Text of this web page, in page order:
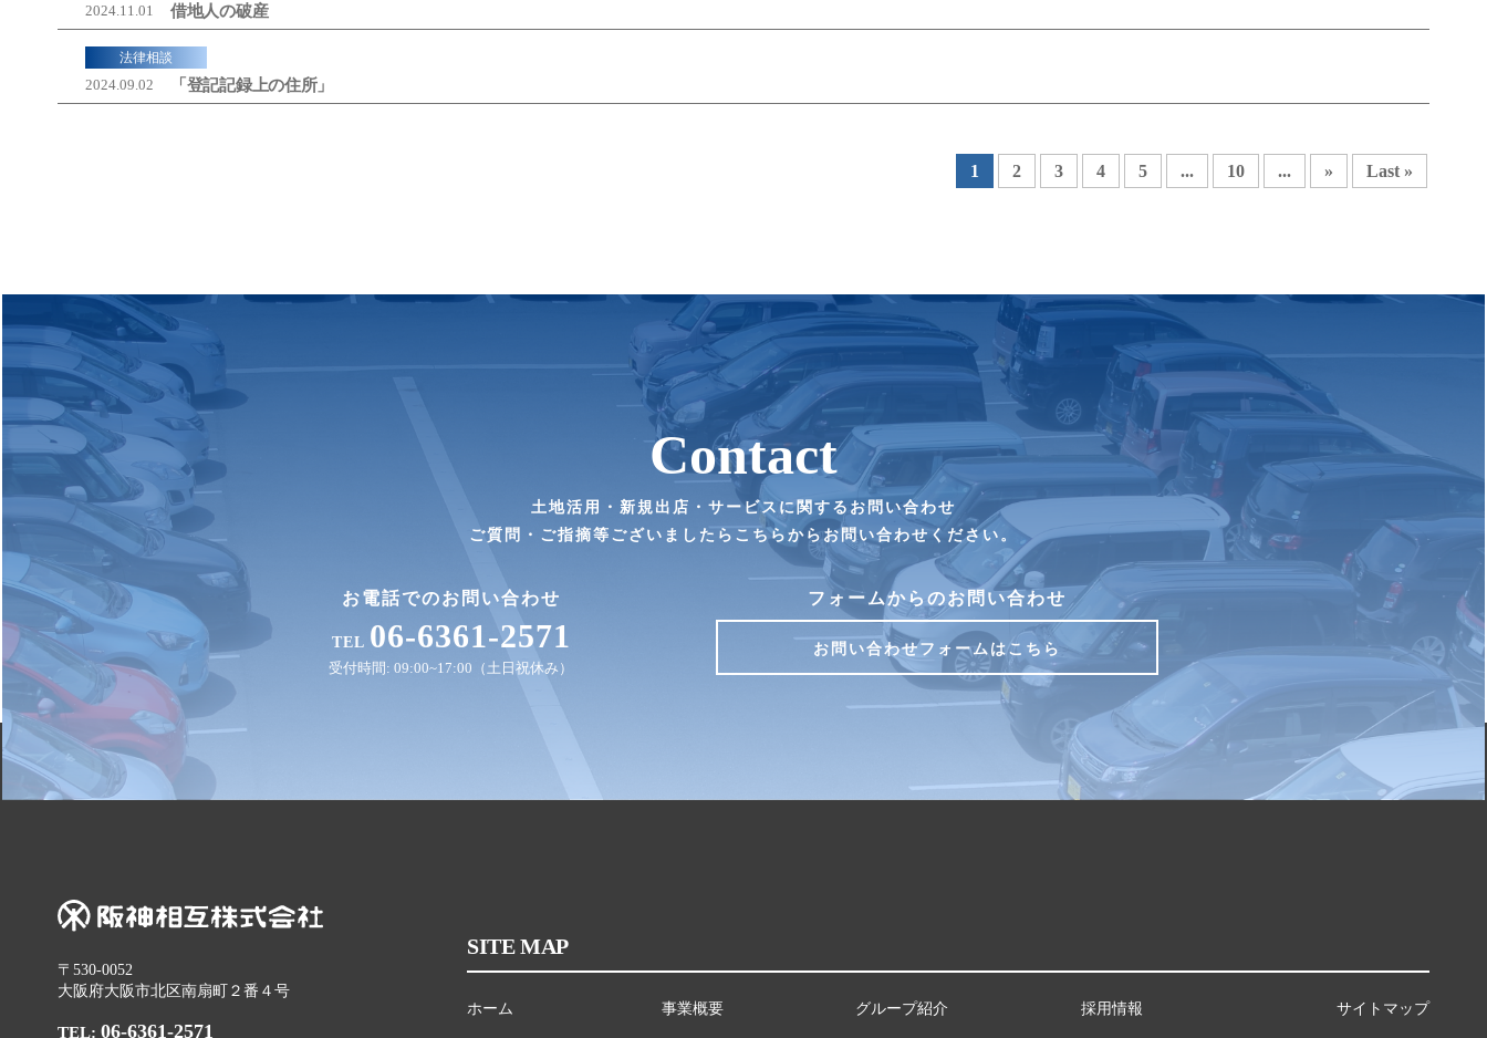
2024.11.01 借地人の破産
法律相談
2024.09.02 「登記記録上の住所」
1 2 3 4 5 ... 10 ... » Last »
Contact
土地活用・新規出店・サービスに関するお問い合わせ
ご質問・ご指摘等ございましたらこちらからお問い合わせください。
お電話でのお問い合わせ
TEL 06-6361-2571
受付時間: 09:00~17:00（土日祝休み）
フォームからのお問い合わせ
お問い合わせフォームはこちら
〒530-0052
大阪府大阪市北区南扇町２番４号
TEL: 06-6361-2571
SITE MAP
ホーム 事業概要 グループ紹介 採用情報 サイトマップ